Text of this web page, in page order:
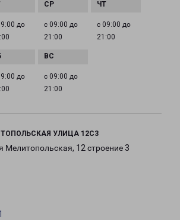
до
с 09:00 до
21:00
с 09:00 до
21:00
до
с 09:00 до
21:00
УЛИЦА 12С3
Мелитопольская, 12 строение 3